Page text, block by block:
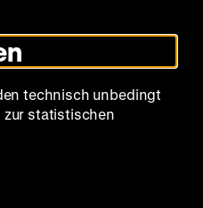
Über uns
technisch unbedingt
statistischen